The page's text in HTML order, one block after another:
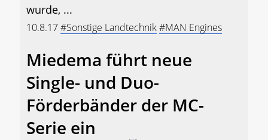
wurde, ...
10.8.17#Sonstige Landtechnik#MAN Engines
Miedema führt neue
Single- und Duo-
Förderbänder der MC-
Serie ein